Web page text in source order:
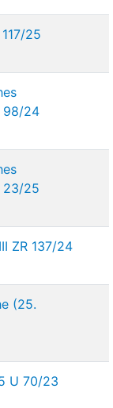
ihr auf Abweisung
Fortsetzung des
seiner
dass ein
Abs. 2 Nr. 2 BGB
für sich und
festgestellt, dass
zur Nutzung als
an die
wenn keine
der
25
98/24
23/25
ZR 137/24
(25.
U 70/23